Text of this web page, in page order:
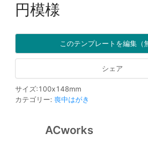
円模様
このテンプレートを編集（
シェア
サイズ:100x148mm
カテゴリー: 喪中はがき
ACworks